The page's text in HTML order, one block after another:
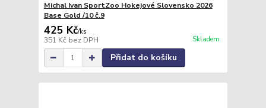
Michal Ivan SportZoo Hokejové Slovensko 2026
Base Gold /10 č.9
425 Kč/ks
351 Kč bez DPH Skladem
Přidat do košíku